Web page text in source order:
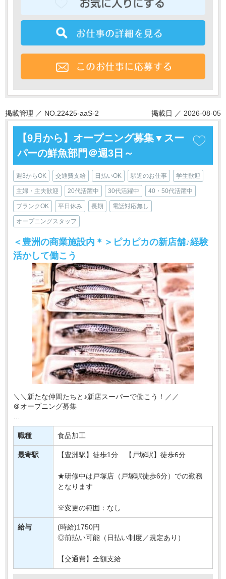
掲載管理 ／ NO.22425-aaS-2 掲載日 ／ 2026-08-05
【9月から】オープニング募集▼スー
パーの鮮魚部門＠週3日～
週3からOK 交通費支給 日払いOK 駅近のお仕事 学生歓迎
主婦・主夫歓迎 20代活躍中 30代活躍中 40・50代活躍中
ブランクOK 平日休み 長期 電話対応無し
オープニングスタッフ
＜豊洲の商業施設内＊＞ピカピカの新店舗♪経験
活かして働こう
＼＼新たな仲間たちと♪新店スーパーで働こう！／／
＠オープニング募集
東京・神奈川を中心にお店を展開♪
このたび有名スーパーマーケットの新店が
【豊洲駅】にニューオープン！！！
職種 食品加工
最寄駅 【豊洲駅】徒歩1分 【戸塚駅】徒歩6分
★研修中は戸塚店（戸塚駅徒歩6分）での勤務
となります
※変更の範囲：なし
給与
(時給)1750円
◎前払い可能（日払い制度／規定あり）
【交通費】全額支給